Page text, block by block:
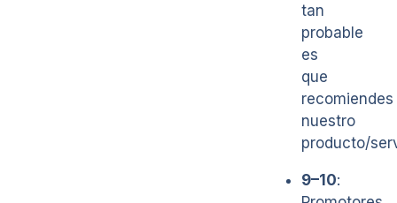
tan
probable
es
que
recomiendes
nuestro
producto/
9–10: